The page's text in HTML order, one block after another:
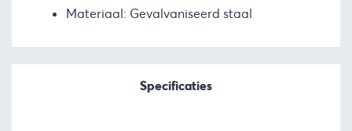
Materiaal: Gevalvaniseerd staal
Specificaties